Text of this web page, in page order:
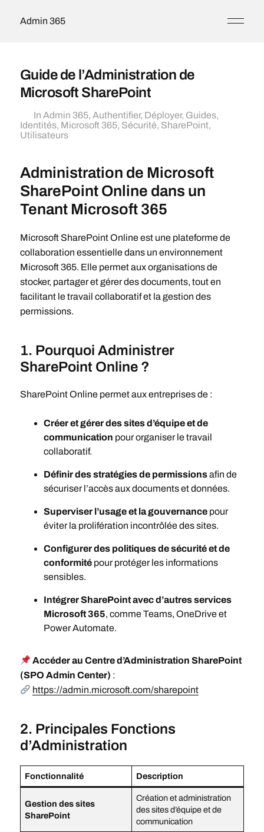
Admin 365
Guide de l’Administration de
Microsoft SharePoint
In Admin 365, Authentifier, Déployer, Guides,
Identités, Microsoft 365, Sécurité, SharePoint,
Utilisateurs
Administration de Microsoft
SharePoint Online dans un
Tenant Microsoft 365
Microsoft SharePoint Online est une plateforme de
collaboration essentielle dans un environnement
Microsoft 365. Elle permet aux organisations de
stocker, partager et gérer des documents, tout en
facilitant le travail collaboratif et la gestion des
permissions.
1. Pourquoi Administrer
SharePoint Online ?
SharePoint Online permet aux entreprises de :
Créer et gérer des sites d’équipe et de
communication pour organiser le travail
collaboratif.
Définir des stratégies de permissionsafin de
sécuriser l’accès aux documents et données.
Superviser l’usage et la gouvernancepour
éviter la prolifération incontrôlée des sites.
Configurer des politiques de sécurité et de
conformitépour protéger les informations
sensibles.
Intégrer SharePoint avec d’autres services
Microsoft 365, comme Teams, OneDrive et
Power Automate.
Accéder au Centre d’Administration SharePoint
(SPO Admin Center) :
https://admin.microsoft.com/sharepoint
2. Principales Fonctions
d’Administration
Fonctionnalité Description
Gestion des sites
SharePoint
Création et administration
des sites d’équipe et de
communication